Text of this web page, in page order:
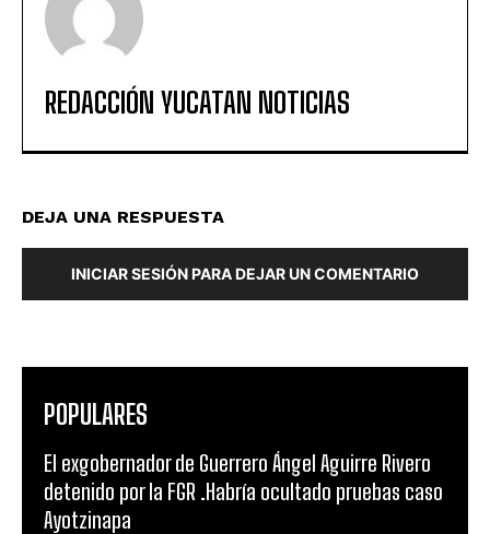
REDACCIÓN YUCATAN NOTICIAS
DEJA UNA RESPUESTA
INICIAR SESIÓN PARA DEJAR UN COMENTARIO
POPULARES
El exgobernador de Guerrero Ángel Aguirre Rivero
detenido por la FGR .Habría ocultado pruebas caso
Ayotzinapa